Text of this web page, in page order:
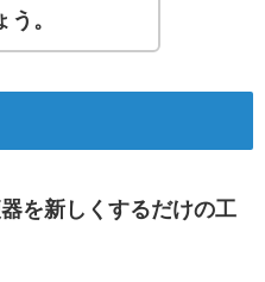
。
を新しくするだけの工